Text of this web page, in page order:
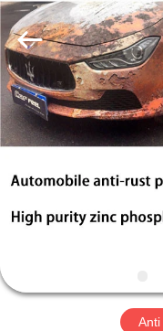
À
LA
MAISON
PRODUITS
VIDÉOS
co.,ltd.
Rights
Reserved.
Developed
by
ECER